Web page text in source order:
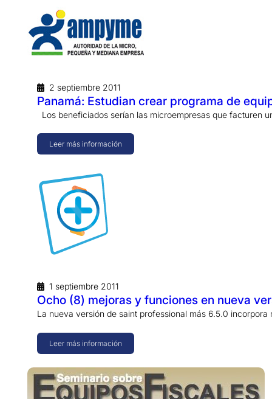
2 septiembre 2011
Panamá: Estudian crear programa de
Los beneficiados serían las microempresas que facturen
Leer más información
1 septiembre 2011
Ocho (8) mejoras y funciones en nueva
La nueva versión de saint professional más 6.5.0
Leer más información